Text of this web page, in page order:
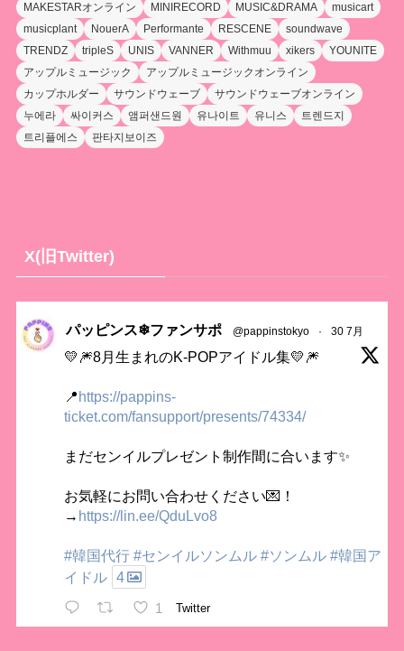
MAKESTARオンライン
MINIRECORD MUSIC&DRAMA
musicart
musicplant
NouerA Performante RESCENE
soundwave
TRENDZ
tripleS UNIS VANNER Withmuu xikers
YOUNITE
アップルミュージック
アップルミュージックオンライン
カップホルダー
サウンドウェーブ
サウンドウェーブオンライン
누에라
싸이커스 앰퍼샌드원 유나이트 유니스
트렌드지
트리플에스
판타지보이즈
X(旧Twitter)
パッピンス❄ファンサポ @pappinstokyo · 30 7月
💛🎆8月生まれのK-POPアイドル集💛🎆
📍https://pappins-
ticket.com/fansupport/presents/74334/
まだセンイルプレゼント制作間に合います✨
お気軽にお問い合わせください💌！
→ https://lin.ee/QduLvo8
#韓国代行 #センイルソンムル #ソンムル #韓国ア
イドル 4
1 Twitter